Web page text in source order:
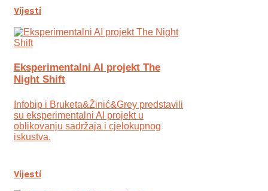
Vijesti
Eksperimentalni AI projekt The
Night Shift
Infobip i Bruketa&Žinić&Grey predstavili
su eksperimentalni AI projekt u
oblikovanju sadržaja i cjelokupnog
iskustva.
Vijesti